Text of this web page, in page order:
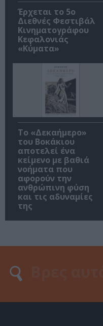
Έρχεται το 5ο
Διεθνές Φεστιβάλ
Κινηματογράφου
Κεφαλονιάς
«Κύματα»
Το «Δεκαήμερο»
του Βοκάκιου
αποτελεί ένα
κείμενο με βαθιά
νοήματα που
αφορούν την
ανθρώπινη φύση
και τις αδυναμίες
της